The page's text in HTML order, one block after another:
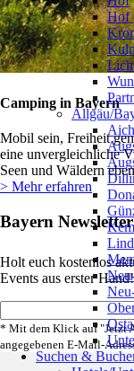
Camping in Bayern
Mobil sein, Freiheit
eine unvergleichliche
Seen und Wäldern
> Mehr erfahren
Bayern Newsletter
Holt euch kostenlos
Events aus erster Hand!
* Mit dem Klick auf "Jetzt
angegebenen E-Mail-
Hof
Allgäu/
Suchen &